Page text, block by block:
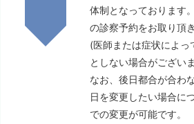
体制となっております
の診察予約をお取り頂
(医師または症状によっ
としない場合がござい
なお、後日都合が合わ
日を変更したい場合に
での変更が可能です。